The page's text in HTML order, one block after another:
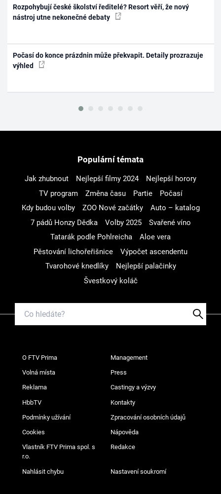
Rozpohybují české školství ředitelé? Resort věří, že nový
nástroj utne nekonečné debaty
Počasí do konce prázdnin může překvapit. Detaily prozrazuje
výhled
Populární témata
Jak zhubnout Nejlepší filmy 2024
Nejlepší horory
TV program
Změna času Partie
Počasí
Kdy budou volby
ZOO Nové začátky
Auto – katalog
7 pádů Honzy Dědka
Volby 2025
Svařené víno
Tatarák podle Pohlreicha
Aloe vera
Pěstování lichořeřišnice
Výpočet ascendentu
Tvarohové knedlíky
Nejlepší palačinky
Švestkový koláč
O FTV Prima Management
Volná místa Press
Reklama Castingy a výzvy
HbbTV Kontakty
Podmínky užívání Zpracování osobních údajů
Cookies Nápověda
Vlastník FTV Prima spol. s
r.o.
Redakce
Nahlásit chybu Nastavení soukromí